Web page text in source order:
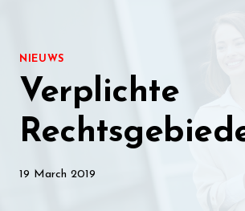
NIEUWS
Verplichte
19 March 2019